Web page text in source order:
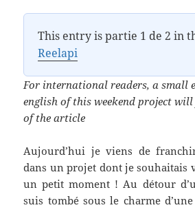
This entry is partie 1 de 2 in
Reelapi
For international readers, a small
english of this weekend project
of the article
Aujourd’hui je viens de
dans un projet dont je souhaitais
un petit moment ! Au détour
suis tombé sous le charme